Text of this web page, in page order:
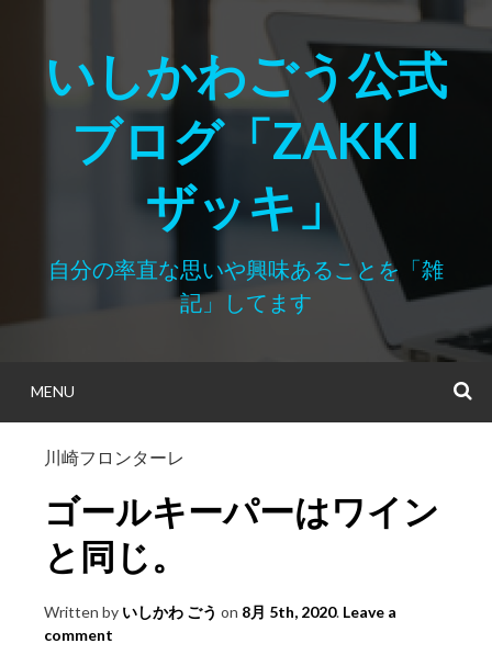
contentいしかわごう公式
ブログ「ZAKKI
ザッキ」
自分の率直な思いや興味あることを「雑
記」してます
MENU
川崎フロンターレ
ゴールキーパーはワイン
と同じ。
Written by いしかわ ごう on 8月 5th, 2020. Leave a
comment